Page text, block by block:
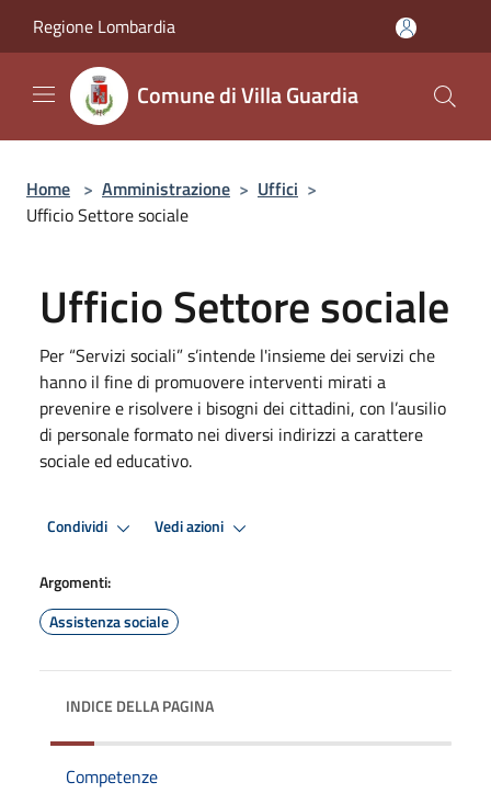
Regione Lombardia
Comune di Villa Guardia
Home > Amministrazione > Uffici >
Ufficio Settore sociale
Ufficio Settore sociale
Per “Servizi sociali” s’intende l'insieme dei servizi che
hanno il fine di promuovere interventi mirati a
prevenire e risolvere i bisogni dei cittadini, con l’ausilio
di personale formato nei diversi indirizzi a carattere
sociale ed educativo.
Condividi Vedi azioni
Argomenti:
Assistenza sociale
INDICE DELLA PAGINA
Competenze